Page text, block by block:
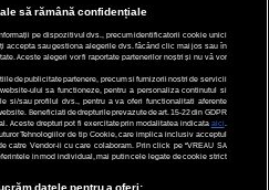
© 2026 Internet Corp SRL
Toate drepturile rezervate
să rămână confidențiale
pe dispozitivul dvs., precum identificatorii cookie unici
accepta sau gestiona alegerile dvs. făcând clic mai jos sau în
Aceste alegeri vor fi raportate partenerilor noștri și nu vă vor
de publicitate partenere, precum si furnizorii nostri de servicii
ului sa functioneze, pentru a personaliza continutul si
si/sau profilul dvs., pentru a va oferi functionalitati aferente
Beneficiati de drepturile prevazute de art. 15-22 din GDPR
Aceste drepturi pot fi exercitate prin modalitatea indicata aici
Tehnologiilor de tip Cookie, care implica inclusiv acceptul
catre Vendor-ii cu care colaboram. Prin click pe “VREAU SA
in mod individual, mai putin cele legate de cookie strict